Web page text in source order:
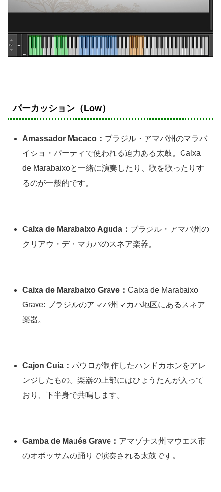
パーカッション（Low）
Amassador Macaco： ブラジル・アマパ州のマラバ
イショ・パーティで使われる迫力ある太鼓。Caixa
de Marabaixoと一緒に演奏したり、歌を歌ったりす
るのが一般的です。
Caixa de Marabaixo Aguda： ブラジル・アマパ州の
クリアウ・デ・マカパのスネア楽器。
Caixa de Marabaixo Grave：Caixa de Marabaixo
Grave: ブラジルのアマパ州マカパ地区にあるスネア
楽器。
Cajon Cuia：パウロが制作したハンドカホンをアレ
ンジしたもの。楽器の上部にはひょうたんが入って
おり、下半身で共鳴します。
Gamba de Maués Grave： アマゾナス州マウエス市
のオポッサムの踊りで演奏される太鼓です。